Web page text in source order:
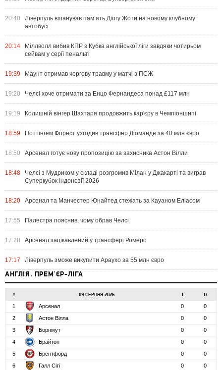
20:40
Ліверпуль вшанував пам’ять Діогу Жоти на новому клубному
автобусі
20:14
Міллволл вибив КПР з Кубка англійської ліги завдяки чотирьом
сейвам у серії пенальті
19:39 Маунт отримав чергову травму у матчі з ПСЖ
19:20 Челсі хоче отримати за Енцо Фернандеса понад £117 млн
19:19 Колишній вінгер Шахтаря продовжить кар'єру в Чемпіоншипі
18:59 Ноттінгем Форест узгодив трансфер Діоманде за 40 млн євро
18:50 Арсенал готує нову пропозицію за захисника Астон Вілли
18:48
Челсі з Мудриком у складі розгромив Мілан у Джакарті та виграв
Суперкубок Індонезії 2026
18:20 Арсенал та Манчестер Юнайтед стежать за Кауаном Еліасом
17:55 Палестра пояснив, чому обрав Челсі
17:28 Арсенал зацікавлений у трансфері Ромеро
17:17 Ліверпуль зможе викупити Араухо за 55 млн євро
АНГЛІЯ. ПРЕМ'ЄР-ЛІГА
# 09 СЕРПНЯ 2026 І О
1 Арсенал 0
0
2
Астон Вілла 0
0
3
Борнмут 0
0
4
Брайтон 0
0
5
Брентфорд 0
0
6
Галл Сіті 0
0